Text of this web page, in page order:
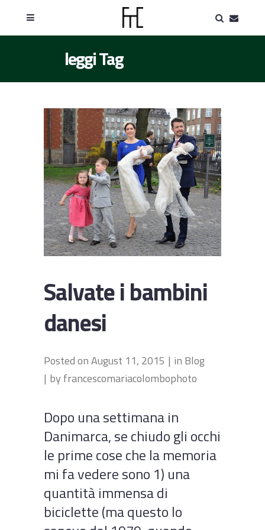
leggi Tag
Salvate i bambini
danesi
Posted onAugust 11, 2015 in Blog
by francescomariacolombophoto
Dopo una settimana in
Danimarca, se chiudo gli occhi
le prime cose che la memoria
mi fa vedere sono 1) una
quantità immensa di
biciclette (ma questo lo